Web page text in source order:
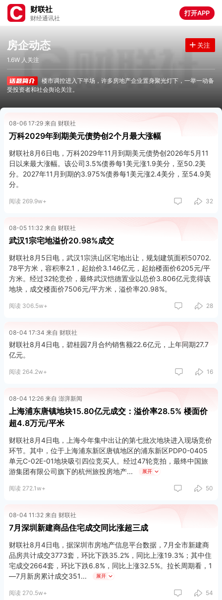
财联社
财经通讯社
打开APP
房企动态 关注
1.6W 人关注
楼市调控进入下半场，许多房地产企业置身聚光灯下，一举一动备
受投资者和社会舆论关注。
08-06 17:29 来自 财联社
万科2029年到期美元债势创2个月最大涨幅
财联社8月6日电，万科2029年11月到期美元债势创2026年5月11
日以来最大涨幅。该公司3.5%债券每1美元涨1.9美分，至50.2美
分。2027年11月到期的3.975%债券每1美元涨2.4美分，至54.9美
分。
阅读 269.9w+ 32
08-05 11:32 来自 财联社
武汉1宗宅地溢价20.98%成交
财联社8月5日电，武汉1宗洪山区宅地出让，规划建筑面积50702.
78平方米，容积率2.1，起始价3.146亿元，起始楼面价6205元/平
方米。经过32轮竞价，最终武汉恺德置业以总价3.806亿元竞得该
地块，成交楼面价7506元/平方米，溢价率20.98%。
阅读 306.5w+ 28
08-04 17:34 来自 财联社
财联社8月4日电，碧桂园7月合约销售额22.6亿元，上年同期27.7
亿元。
阅读 264.2w+ 16
08-04 12:26 来自 澎湃新闻
上海浦东唐镇地块15.80亿元成交：溢价率28.5% 楼面价
超4.8万元/平米
财联社8月4日电，上海今年集中出让的第七批次地块进入现场竞价
环节。其中，位于上海浦东新区唐镇地区的浦东新区PDP0-0405
单元C-02E-01地块吸引四位竞买人。经过47轮竞拍，最终中国旅
游集团有限公司旗下的杭州旅投房地产
展开
阅读 272.1w+ 50
08-04 11:32 来自 财联社
7月深圳新建商品住宅成交同比涨超三成
财联社8月4日电，据深圳市房地产信息平台数据，7月全市新建商
品房共计成交3773套，环比下跌35.2%，同比上涨19.3%；其中住
宅成交2664套，环比下跌6.8%，同比上涨32.5%。拉长周期看，1
—7月新房累计成交351
展开
阅读 270.5w+ 54